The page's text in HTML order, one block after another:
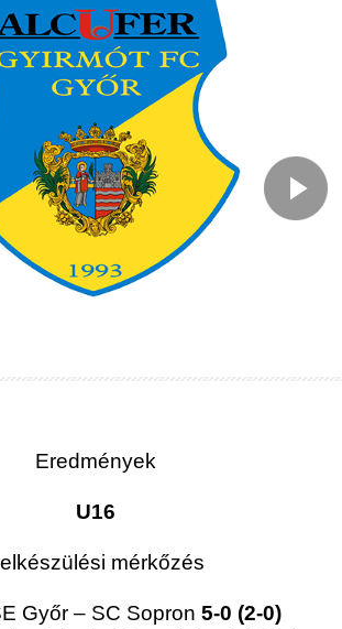
Eredmények
U16
mérkőzés
Győr – SC Sopron5-0 (2-0)